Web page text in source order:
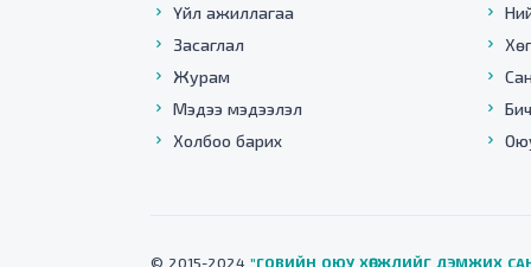
Үйл ажиллагаа
Засаглал
Журам
Мэдээ мэдээлэл
Холбоо барих
© 2015-2024 "ГОВИЙН ОЮУ ХӨГЖЛИЙГ ДЭМЖИХ